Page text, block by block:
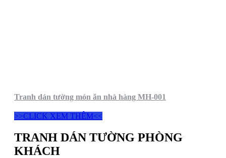
Tranh dán tường món ăn nhà hàng MH-001
>>CLICK XEM THÊM<<
TRANH DÁN TƯỜNG PHÒNG
KHÁCH